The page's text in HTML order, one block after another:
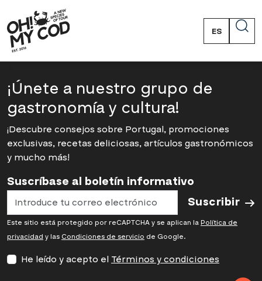
ES
FR
¡Únete a nuestro grupo de
gastronomía y cultura!
¡Descubre consejos sobre Portugal, promociones
exclusivas, recetas deliciosas, artículos gastronómicos
y mucho más!
Suscríbase al boletín informativo
Suscribir
Este sitio está protegido por reCAPTCHA y se aplican laPolítica de
privacidad y las Condiciones de servicio de Google.
He leído y acepto el Términos y condiciones